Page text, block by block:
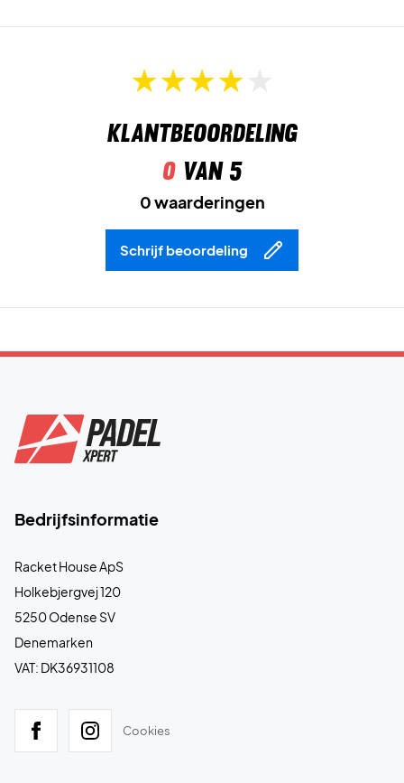
Klantbeoordeling
0van 5
0 waarderingen
Schrijf beoordeling
Bedrijfsinformatie
Racket House ApS
Holkebjergvej 120
5250 Odense SV
Denemarken
VAT: DK36931108
Cookies